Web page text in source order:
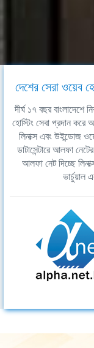
দেশের সেরা ওয়েব
দীর্ঘ ১৭ বছর বাংলাদেশে
হোস্টিং সেবা প্রদান
লিনাক্স এবং উইন্ডোজ
ডাটাসেন্টারে আলফা
আলফা নেট দিচ্ছে
ভার্চুয়াল